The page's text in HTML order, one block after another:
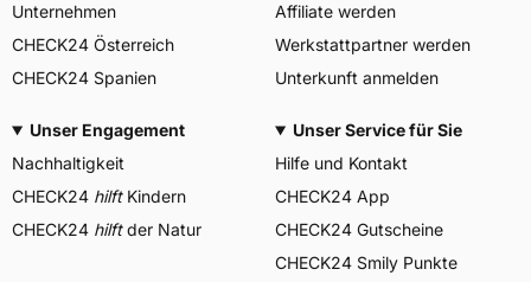
Unternehmen
CHECK24 Österreich
CHECK24 Spanien
Affiliate werden
Werkstattpartner werden
Unterkunft anmelden
Unser Engagement
Nachhaltigkeit
CHECK24 hilftKindern
CHECK24 hilftder Natur
Unser Service für Sie
Hilfe und Kontakt
CHECK24 App
CHECK24 Gutscheine
CHECK24 Smily Punkte